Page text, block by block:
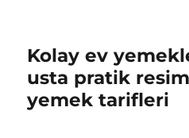
Kolay ev
usta pratik
yemek tarifleri